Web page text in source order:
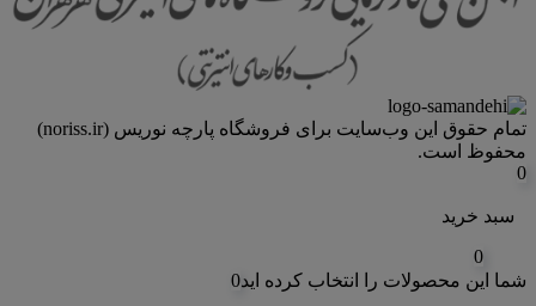
تمام حقوق اين وب‌سايت برای فروشگاه پارچه نوریس (noriss.ir)
محفوظ است.
0
سبد خرید
0
شما این محصولات را انتخاب کرده اید0